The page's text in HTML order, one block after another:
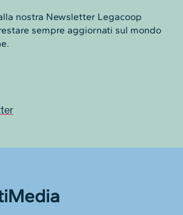
nostra Newsletter Legacoop
sempre aggiornati sul mondo